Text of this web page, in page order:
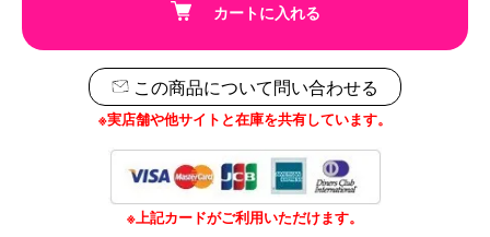
カートに入れる
この商品について問い合わせる
※実店舗や他サイトと在庫を共有しています。
※上記カードがご利用いただけます。